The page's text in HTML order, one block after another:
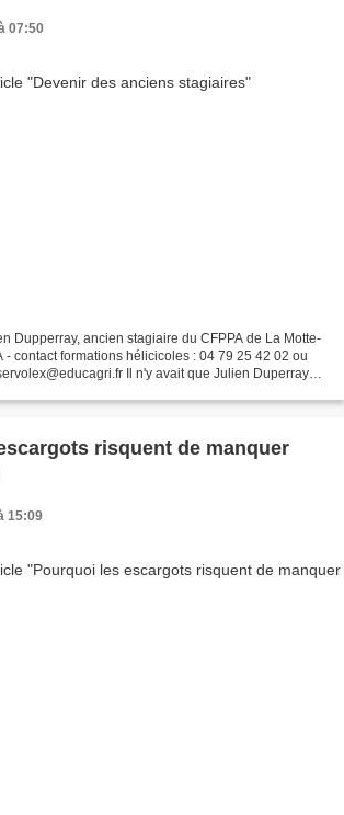
07:50
Dupperray, ancien stagiaire du CFPPA de La Motte-
- contact formations hélicicoles : 04 79 25 42 02 ou
Il n'y avait que Julien Duperray
risquent de manquer
15:09